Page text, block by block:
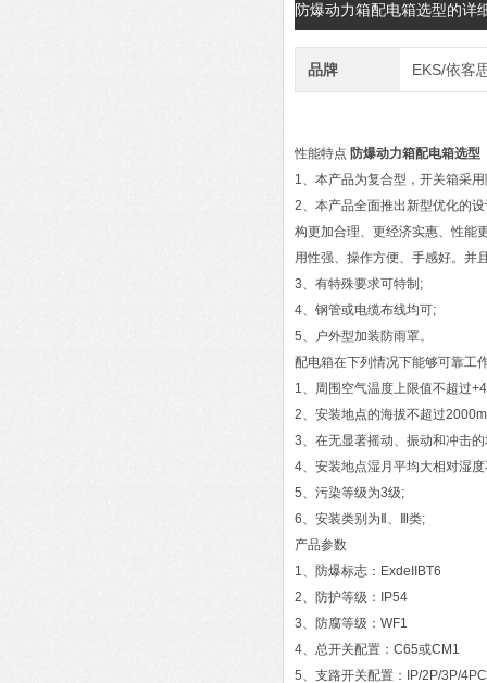
防爆动力箱配电箱选型的详
品牌 EKS/依客
性能特点 防爆动力箱配电箱选型
1、本产品为复合型，开关箱采
2、本产品全面推出新型优化的
构更加合理、更经济实惠、性能
用性强、操作方便、手感好。并
3、有特殊要求可特制;
4、钢管或电缆布线均可;
5、户外型加装防雨罩。
配电箱在下列情况下能够可靠工
1、周围空气温度上限值不超过
2、安装地点的海拔不超过
3、在无显著摇动、振动和冲击
4、安装地点湿月平均大相对湿
5、污染等级为3级;
6、安装类别为Ⅱ、Ⅲ类;
产品参数
1、防爆标志：ExdeIIBT6
2、防护等级：IP54
3、防腐等级：WF1
4、总开关配置：C65或CM1
5、支路开关配置：IP/2P/3P/